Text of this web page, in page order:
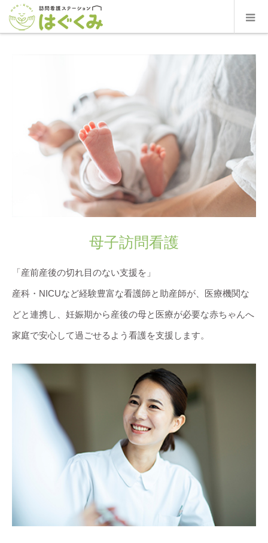
母子訪問看護
「産前産後の切れ目のない支援を」
産科・NICUなど経験豊富な看護師と助産師が、医療機関な
どと連携し、妊娠期から産後の母と医療が必要な赤ちゃんへ
家庭で安心して過ごせるよう看護を支援します。